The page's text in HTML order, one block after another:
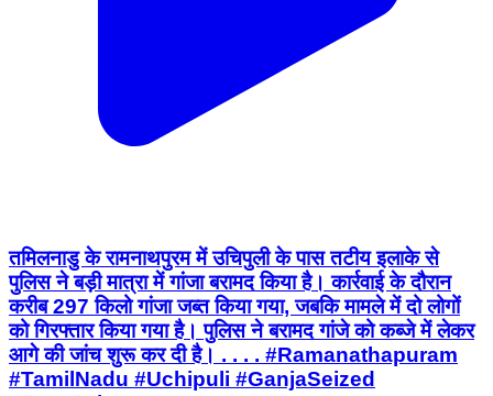
तमिलनाडु के रामनाथपुरम में उचिपुली के पास तटीय इलाके से
पुलिस ने बड़ी मात्रा में गांजा बरामद किया है। कार्रवाई के दौरान
करीब 297 किलो गांजा जब्त किया गया, जबकि मामले में दो लोगों
को गिरफ्तार किया गया है। पुलिस ने बरामद गांजे को कब्जे में लेकर
आगे की जांच शुरू कर दी है। . . . . #Ramanathapuram
#TamilNadu #Uchipuli #GanjaSeized